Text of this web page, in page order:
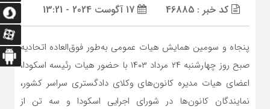
کد خبر : 46885
پنجاه و سومین همایش هیات عمومی به‌طور فوق‌العاده اتحادیه
صبح روز چهارشنبه ۲۴ مرداد ۱۴۰۳ با حضور هیات رئیسه اسکودا،
اعضای هیات مدیره کانون‌های وکلای دادگستری سراسر کشور،
نمایندگان کانون‌ها در شورای اجرایی اسکودا و سه تن از